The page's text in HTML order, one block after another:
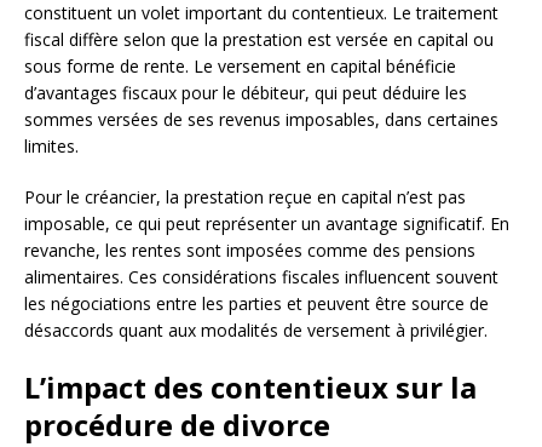
constituent un volet important du contentieux. Le traitement
fiscal diffère selon que la prestation est versée en capital ou
sous forme de rente. Le versement en capital bénéficie
d’avantages fiscaux pour le débiteur, qui peut déduire les
sommes versées de ses revenus imposables, dans certaines
limites.
Pour le créancier, la prestation reçue en capital n’est pas
imposable, ce qui peut représenter un avantage significatif. En
revanche, les rentes sont imposées comme des pensions
alimentaires. Ces considérations fiscales influencent souvent
les négociations entre les parties et peuvent être source de
désaccords quant aux modalités de versement à privilégier.
L’impact des contentieux sur la
procédure de divorce